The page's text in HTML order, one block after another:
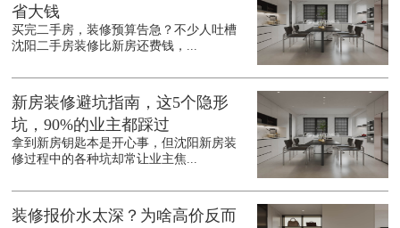
省大钱
买完二手房，装修预算告急？不少人吐槽
沈阳二手房装修比新房还费钱，...
新房装修避坑指南，这5个隐形
坑，90%的业主都踩过
拿到新房钥匙本是开心事，但沈阳新房装
修过程中的各种坑却常让业主焦...
装修报价水太深？为啥高价反而